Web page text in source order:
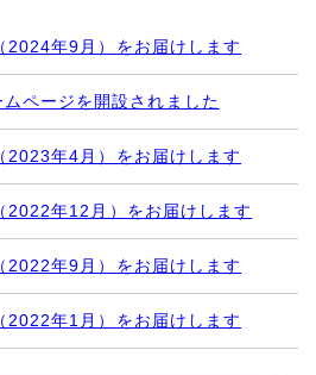
2024年9月）をお届けします
ページを開設されました
2023年4月）をお届けします
2022年12月）をお届けします
2022年9月）をお届けします
2022年1月）をお届けします